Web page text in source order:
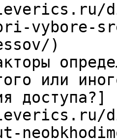
vybore-
)
или
доступа?]